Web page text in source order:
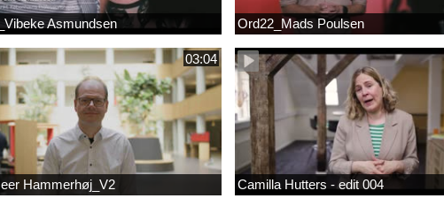
Asmundsen Ord22_Mads Poulsen
03:04
Hammerhøj_V2 Camilla Hutters - edit 004